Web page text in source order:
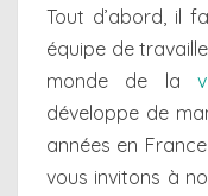
Tout d’abord, il
équipe de
monde de la
développe de
années en
vous invitons à